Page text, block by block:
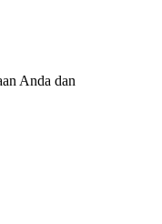
Anda dan